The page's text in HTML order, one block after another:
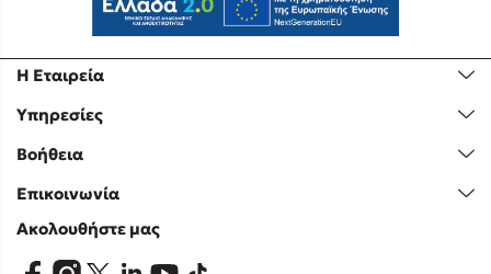
Η Εταιρεία
Υπηρεσίες
Βοήθεια
Επικοινωνία
Ακολουθήστε μας